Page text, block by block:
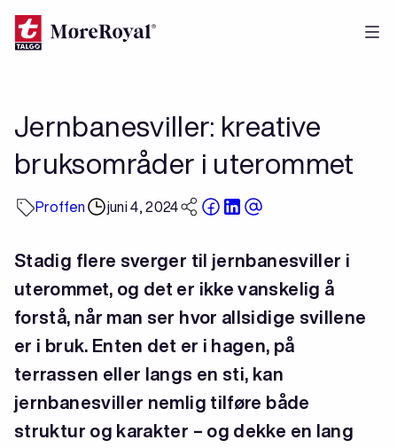
Hopp
Jernbanesviller: kreative
bruksområder i uterommet
Proffen juni 4, 2024
Stadig flere sverger til jernbanesviller i
uterommet, og det er ikke vanskelig å
forstå, når man ser hvor allsidige svillene
er i bruk. Enten det er i hagen, på
terrassen eller langs en sti, kan
jernbanesviller nemlig tilføre både
struktur og karakter – og dekke en lang